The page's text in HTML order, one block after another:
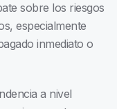
sobre los riesgos
especialmente
inmediato o
a nivel